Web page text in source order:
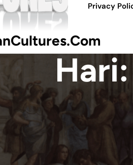
Privacy
Hari: